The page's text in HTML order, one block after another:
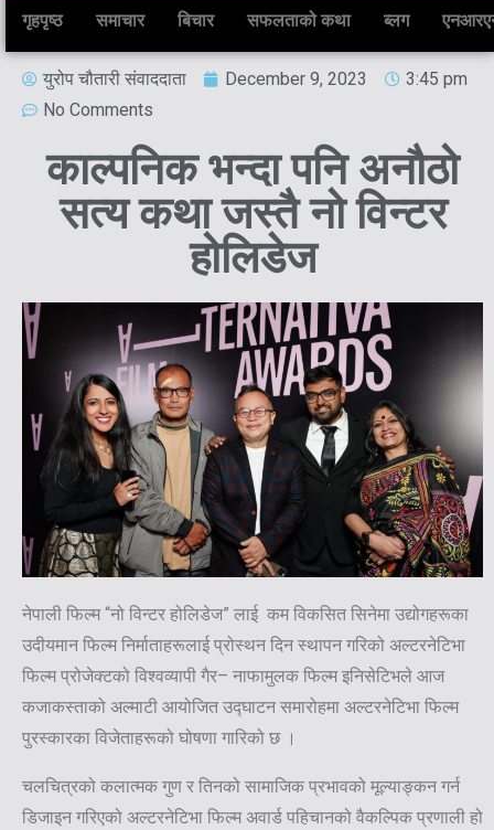
गृहपृष्ठ समाचार बिचार सफलताको कथा ब्लग
युरोप चौतारी संवाददाता December 9, 2023
3:45 pm
No Comments
काल्पनिक भन्दा पनि अनौठो
सत्य कथा जस्तै नो विन्टर
होलिडेज
नेपाली फिल्म “नो विन्टर होलिडेज” लाई कम विकसित सिनेमा उद्योगहरूका
उदीयमान फिल्म निर्माताहरूलाई प्रोस्थन दिन स्थापन गरिको अल्टरनेटिभा
फिल्म प्रोजेक्टको विश्वव्यापी गैर– नाफामुलक फिल्म इनिसेटिभले आज
कजाकस्ताको अल्माटी आयोजित उद्घाटन समारोहमा अल्टरनेटिभा फिल्म
पुरस्कारका विजेताहरूको घोषणा गारिको छ ।
चलचित्रको कलात्मक गुण र तिनको सामाजिक प्रभावको मूल्याङ्कन गर्न
डिजाइन गरिएको अल्टरनेटिभा फिल्म अवार्ड पहिचानको वैकल्पिक प्रणाली हो